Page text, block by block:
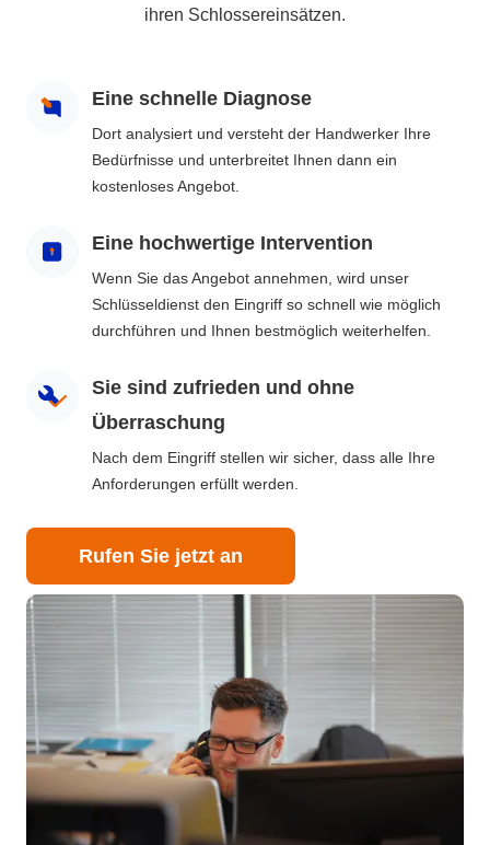
ihren Schlossereinsätzen.
Eine schnelle Diagnose
Dort analysiert und versteht der Handwerker Ihre
Bedürfnisse und unterbreitet Ihnen dann ein
kostenloses Angebot.
Eine hochwertige Intervention
Wenn Sie das Angebot annehmen, wird unser
Schlüsseldienst den Eingriff so schnell wie möglich
durchführen und Ihnen bestmöglich weiterhelfen.
Sie sind zufrieden und ohne
Überraschung
Nach dem Eingriff stellen wir sicher, dass alle Ihre
Anforderungen erfüllt werden.
Rufen Sie jetzt an